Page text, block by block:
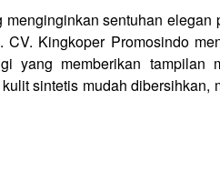
menginginkan sentuhan
CV. Kingkoper Promosindo
yang memberikan
sintetis mudah